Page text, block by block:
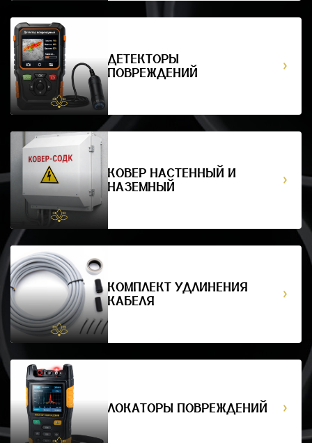
ДЕТЕКТОРЫ
ПОВРЕЖДЕНИЙ
КОВЕР НАСТЕННЫЙ И
НАЗЕМНЫЙ
КОМПЛЕКТ УДЛИНЕНИЯ
КАБЕЛЯ
ЛОКАТОРЫ ПОВРЕЖДЕНИЙ